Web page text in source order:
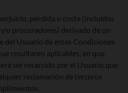
pérdida o coste (incluidos
o procuradores) derivado de un
Usuario de estas Condiciones
resultaren aplicables, en que
ser resarcido por el Usuario que
reclamación de terceros